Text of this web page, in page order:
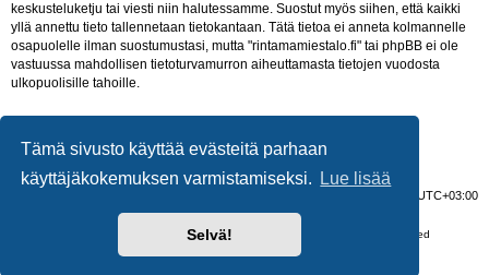
Tämä sivusto käyttää evästeitä parhaan
käyttäjäkokemuksen varmistamiseksi.
Lue lisää
Selvä!
keskusteluketju tai viesti niin halutessamme. Suostut myös siihen, että kaikki
yllä annettu tieto tallennetaan tietokantaan. Tätä tietoa ei anneta kolmannelle
osapuolelle ilman suostumustasi, mutta "rintamamiestalo.fi" tai phpBB ei ole
vastuussa mahdollisen tietoturvamurron aiheuttamasta tietojen vuodosta
ulkopuolisille tahoille.
UTC+03:00
Keskustelufoorumin ohjelmistophpBB
® Forum Software © phpBB Limited
Käännös: phpBB Suomi (lurttinen, harritapio, Pettis)